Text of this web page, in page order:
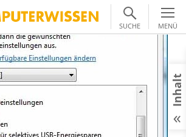
SUCHE MENÜ
Inhalt